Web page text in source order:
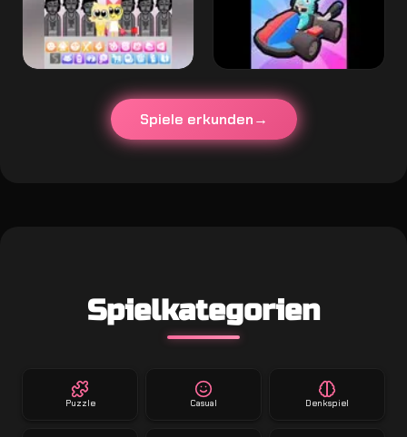
Spiele erkunden
Spielkategorien
Puzzle Casual Denkspiel